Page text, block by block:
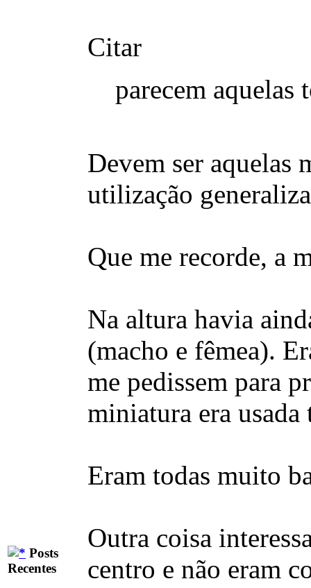
Posts
Recentes
Citar
parecem aquelas
Devem ser aquelas
utilização
Que me recorde, a
Na altura havia
(macho e fêmea).
me pedissem para
miniatura era usada
Eram todas muito
Outra coisa
centro e não eram